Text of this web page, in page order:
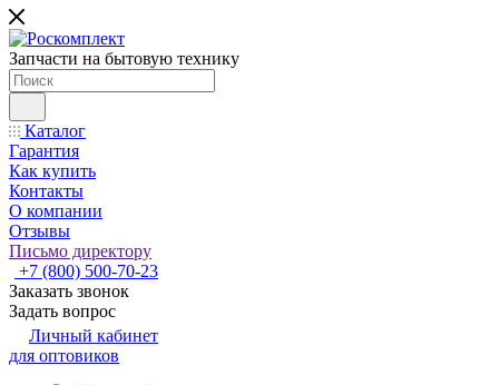
Запчасти на бытовую технику
Каталог
Гарантия
Как купить
Контакты
О компании
Отзывы
Письмо директору
+7 (800) 500-70-23
Заказать звонок
Задать вопрос
Личный кабинет
для оптовиков